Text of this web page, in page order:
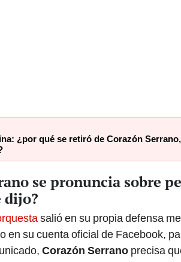
¿por qué se retiró de Corazón
se pronuncia sobre
dijo?
salió en su propia defensa
en su cuenta oficial de Facebook,
Corazón Serrano precisa